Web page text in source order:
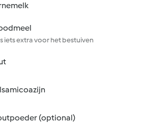
iets extra voor het bestuiven
(optional)